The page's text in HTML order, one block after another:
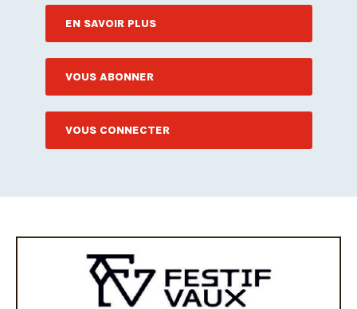
EN SAVOIR PLUS
VOUS ABONNER
VOUS CONNECTER